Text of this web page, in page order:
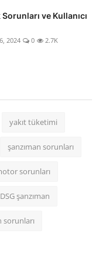
ve Kullanıcı
2024 0 2.7K
yakıt tüketimi
şanzıman sorunları
sorunları
DSG şanzıman